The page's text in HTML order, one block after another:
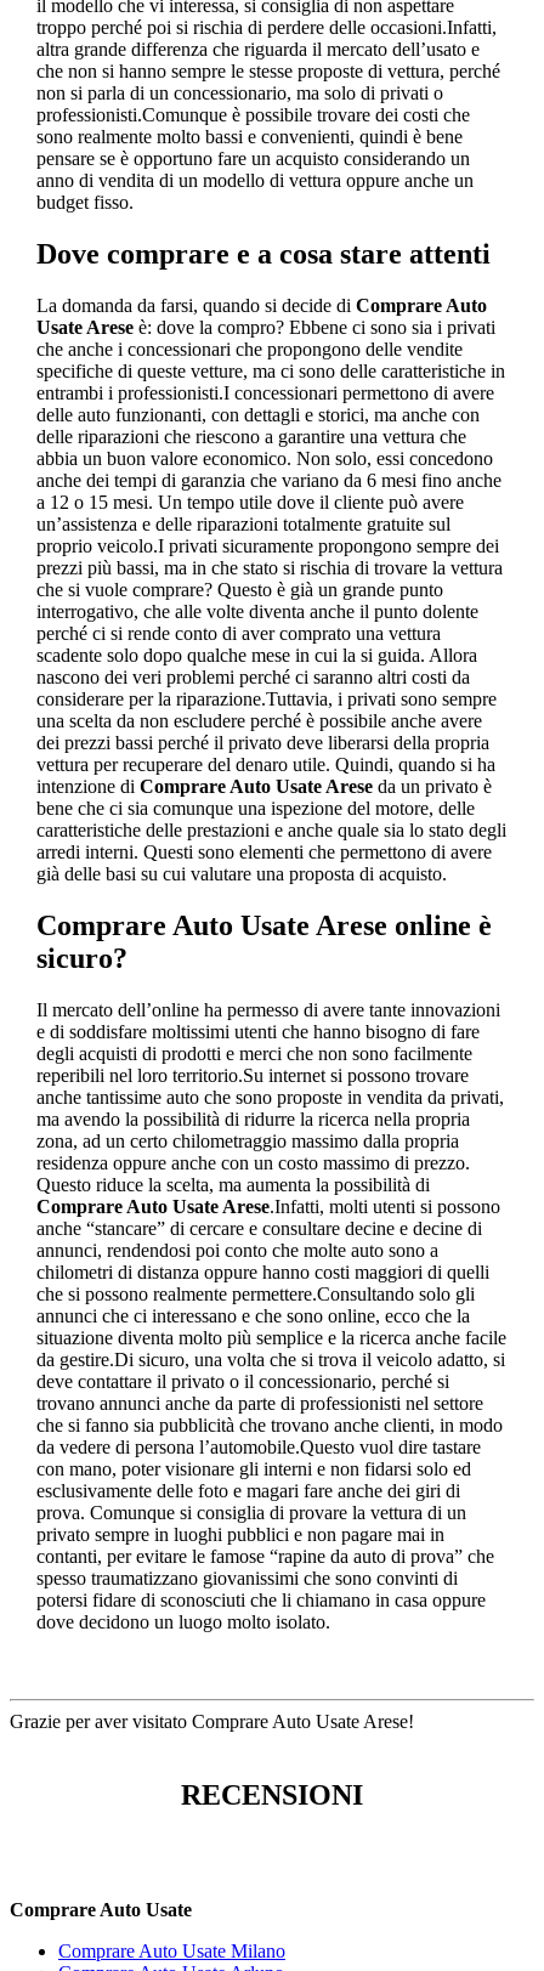
il modello che vi interessa, si consiglia di non aspettare
troppo perché poi si rischia di perdere delle occasioni.Infatti,
altra grande differenza che riguarda il mercato dell’usato e
che non si hanno sempre le stesse proposte di vettura, perché
non si parla di un concessionario, ma solo di privati o
professionisti.Comunque è possibile trovare dei costi che
sono realmente molto bassi e convenienti, quindi è bene
pensare se è opportuno fare un acquisto considerando un
anno di vendita di un modello di vettura oppure anche un
budget fisso.
Dove comprare e a cosa stare attenti
La domanda da farsi, quando si decide di Comprare Auto
Usate Areseè: dove la compro? Ebbene ci sono sia i privati
che anche i concessionari che propongono delle vendite
specifiche di queste vetture, ma ci sono delle caratteristiche in
entrambi i professionisti.I concessionari permettono di avere
delle auto funzionanti, con dettagli e storici, ma anche con
delle riparazioni che riescono a garantire una vettura che
abbia un buon valore economico. Non solo, essi concedono
anche dei tempi di garanzia che variano da 6 mesi fino anche
a 12 o 15 mesi. Un tempo utile dove il cliente può avere
un’assistenza e delle riparazioni totalmente gratuite sul
proprio veicolo.I privati sicuramente propongono sempre dei
prezzi più bassi, ma in che stato si rischia di trovare la vettura
che si vuole comprare? Questo è già un grande punto
interrogativo, che alle volte diventa anche il punto dolente
perché ci si rende conto di aver comprato una vettura
scadente solo dopo qualche mese in cui la si guida. Allora
nascono dei veri problemi perché ci saranno altri costi da
considerare per la riparazione.Tuttavia, i privati sono sempre
una scelta da non escludere perché è possibile anche avere
dei prezzi bassi perché il privato deve liberarsi della propria
vettura per recuperare del denaro utile. Quindi, quando si ha
intenzione di Comprare Auto Usate Areseda un privato è
bene che ci sia comunque una ispezione del motore, delle
caratteristiche delle prestazioni e anche quale sia lo stato degli
arredi interni. Questi sono elementi che permettono di avere
già delle basi su cui valutare una proposta di acquisto.
Comprare Auto Usate Arese online è
sicuro?
Il mercato dell’online ha permesso di avere tante innovazioni
e di soddisfare moltissimi utenti che hanno bisogno di fare
degli acquisti di prodotti e merci che non sono facilmente
reperibili nel loro territorio.Su internet si possono trovare
anche tantissime auto che sono proposte in vendita da privati,
ma avendo la possibilità di ridurre la ricerca nella propria
zona, ad un certo chilometraggio massimo dalla propria
residenza oppure anche con un costo massimo di prezzo.
Questo riduce la scelta, ma aumenta la possibilità di
Comprare Auto Usate Arese.Infatti, molti utenti si possono
anche “stancare” di cercare e consultare decine e decine di
annunci, rendendosi poi conto che molte auto sono a
chilometri di distanza oppure hanno costi maggiori di quelli
che si possono realmente permettere.Consultando solo gli
annunci che ci interessano e che sono online, ecco che la
situazione diventa molto più semplice e la ricerca anche facile
da gestire.Di sicuro, una volta che si trova il veicolo adatto, si
deve contattare il privato o il concessionario, perché si
trovano annunci anche da parte di professionisti nel settore
che si fanno sia pubblicità che trovano anche clienti, in modo
da vedere di persona l’automobile.Questo vuol dire tastare
con mano, poter visionare gli interni e non fidarsi solo ed
esclusivamente delle foto e magari fare anche dei giri di
prova. Comunque si consiglia di provare la vettura di un
privato sempre in luoghi pubblici e non pagare mai in
contanti, per evitare le famose “rapine da auto di prova” che
spesso traumatizzano giovanissimi che sono convinti di
potersi fidare di sconosciuti che li chiamano in casa oppure
dove decidono un luogo molto isolato.
Grazie per aver visitato Comprare Auto Usate Arese!
RECENSIONI
Comprare Auto Usate
Comprare Auto Usate Milano